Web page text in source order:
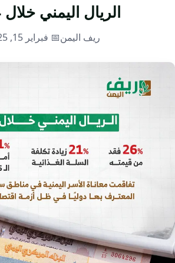
محميات
تحديات
إرشاد زراعي
معيشة
انفوجرافيك
قصص رقمية
تقارير صور
الريال اليمني خلال 2024
ريف اليمن📅 فبراير 15, 2025